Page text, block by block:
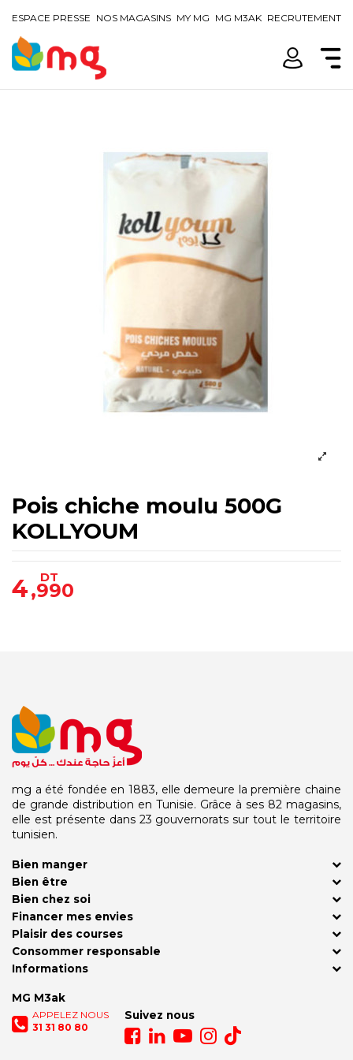
ESPACE PRESSE NOS MAGASINS MY MG MG M3AK RECRUTEMENT
Pois chiche moulu 500G
KOLLYOUM
4,990
DT
mg a été fondée en 1883, elle demeure la première chaine
de grande distribution en Tunisie. Grâce à ses 82 magasins,
elle est présente dans 23 gouvernorats sur tout le territoire
tunisien.
Bien manger
Bien être
Bien chez soi
Financer mes envies
Plaisir des courses
MG M3ak
APPELEZ NOUS
31 31 80 80
Suivez nous
Consommer responsable
Informations